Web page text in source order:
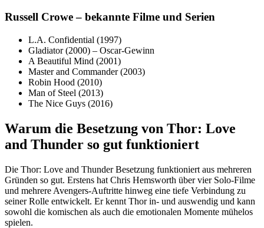
Russell Crowe – bekannte Filme und Serien
L.A. Confidential (1997)
Gladiator (2000) – Oscar-Gewinn
A Beautiful Mind (2001)
Master and Commander (2003)
Robin Hood (2010)
Man of Steel (2013)
The Nice Guys (2016)
Warum die Besetzung von Thor: Love
and Thunder so gut funktioniert
Die Thor: Love and Thunder Besetzung funktioniert aus mehreren
Gründen so gut. Erstens hat Chris Hemsworth über vier Solo-Filme
und mehrere Avengers-Auftritte hinweg eine tiefe Verbindung zu
seiner Rolle entwickelt. Er kennt Thor in- und auswendig und kann
sowohl die komischen als auch die emotionalen Momente mühelos
spielen.